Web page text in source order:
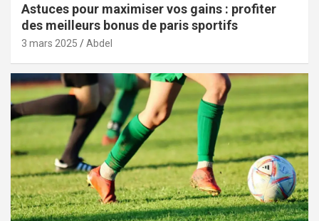
Astuces pour maximiser vos gains : profiter
des meilleurs bonus de paris sportifs
3 mars 2025 Abdel